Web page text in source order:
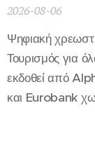
2026-08-06
Ψηφιακή
Τουρισμός για
εκδοθεί από
και Eurobank